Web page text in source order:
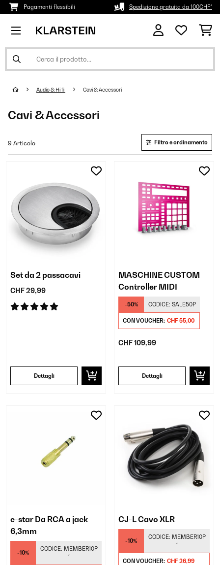
Pagamenti flessibili Spedizione gratuita da 100CHF*
Audio & Hi fi Cavi & Accessori
Cavi & Accessori
9 Articolo Filtro e ordinamento
Set da 2 passacavi
CHF 29,99
Dettagli
MASCHINE CUSTOM
Controller MIDI
-50% CODICE: SALE50P
CON VOUCHER: CHF 55,00
CHF 109,99
Dettagli
e-star Da RCA a jack
6,3mm
-10%
CODICE: MEMBER10P
*
CJ-L Cavo XLR
-10%
CODICE: MEMBER10P
*
CON VOUCHER: CHF 26,99